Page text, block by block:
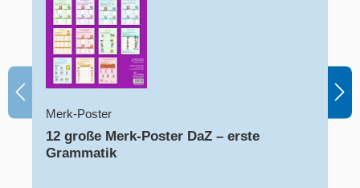
Merk-Poster
12 große Merk-Poster DaZ – erste
Grammatik